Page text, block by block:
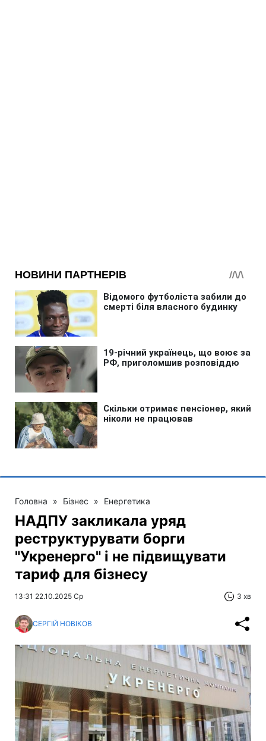
Головна » Бізнес » Енергетика
НАДПУ закликала уряд
реструктурувати борги
"Укренерго" і не підвищувати
тариф для бізнесу
13:31 22.10.2025 Ср 3 хв
СЕРГІЙ НОВІКОВ